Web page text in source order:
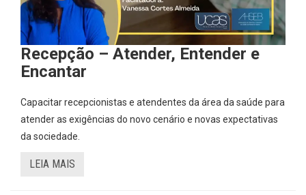
Recepção – Atender, Entender e
Encantar
Capacitar recepcionistas e atendentes da área da saúde para
atender as exigências do novo cenário e novas expectativas
da sociedade.
LEIA MAIS